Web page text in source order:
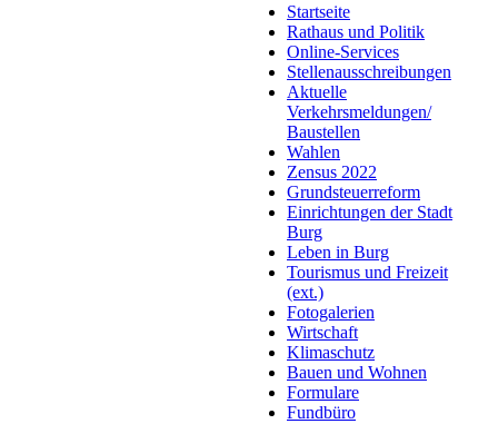
Startseite
Rathaus und Politik
Online-Services
Stellenausschreibungen
Aktuelle
Verkehrsmeldungen/
Baustellen
Wahlen
Zensus 2022
Grundsteuerreform
Einrichtungen der Stadt
Burg
Leben in Burg
Tourismus und Freizeit
(ext.)
Fotogalerien
Wirtschaft
Klimaschutz
Bauen und Wohnen
Formulare
Fundbüro